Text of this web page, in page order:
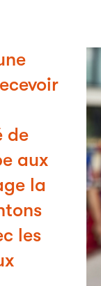
de
aux
la
les